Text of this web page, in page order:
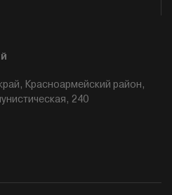
Красноармейский район,
240